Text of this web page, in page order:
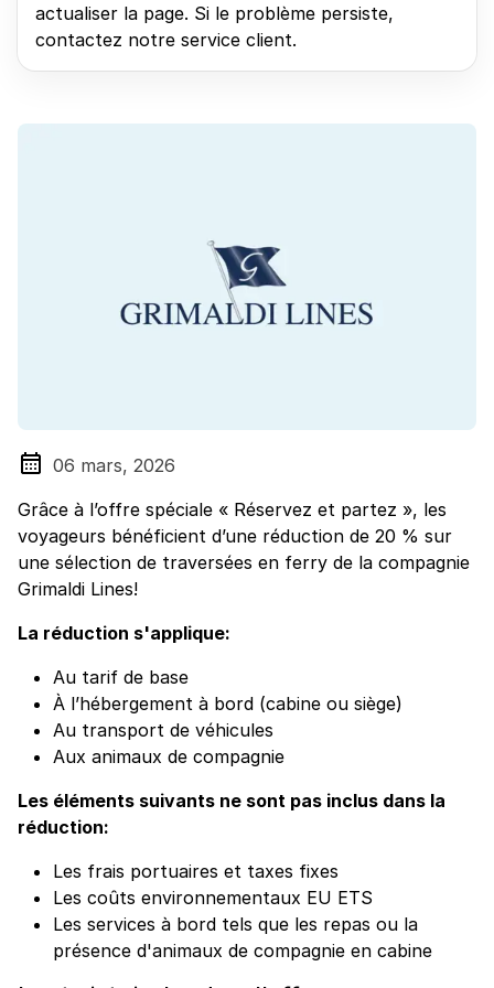
06 mars, 2026
Grâce à l’offre spéciale « Réservez et partez », les
voyageurs bénéficient d’une réduction de 20 % sur
une sélection de traversées en ferry de la compagnie
Grimaldi Lines!
La réduction s'applique:
Au tarif de base
À l’hébergement à bord (cabine ou siège)
Au transport de véhicules
Aux animaux de compagnie
Les éléments suivants ne sont pas inclus dans la
réduction:
Les frais portuaires et taxes fixes
Les coûts environnementaux EU ETS
Les services à bord tels que les repas ou la
présence d'animaux de compagnie en cabine
actualiser la page. Si le problème persiste,
contactez notre service client.